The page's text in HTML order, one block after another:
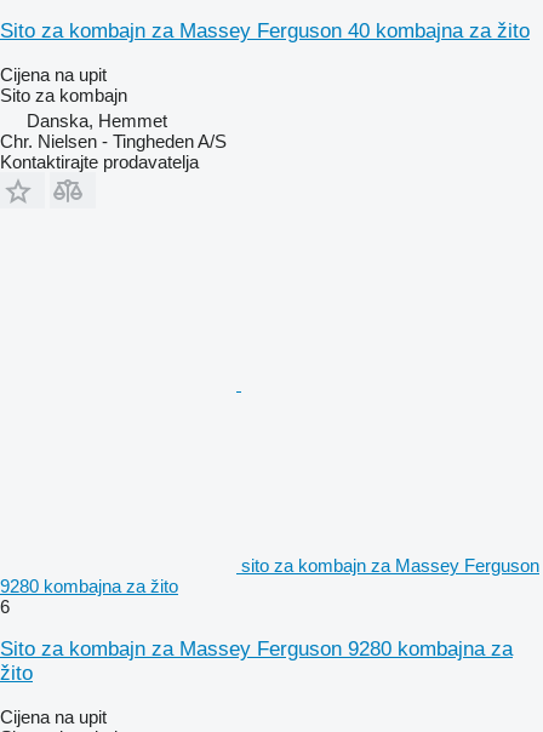
Sito za kombajn za Massey Ferguson 40 kombajna za žito
Cijena na upit
Sito za kombajn
Danska, Hemmet
Chr. Nielsen - Tingheden A/S
Kontaktirajte prodavatelja
sito za kombajn za Massey Ferguson
9280 kombajna za žito
6
Sito za kombajn za Massey Ferguson 9280 kombajna za
žito
Cijena na upit